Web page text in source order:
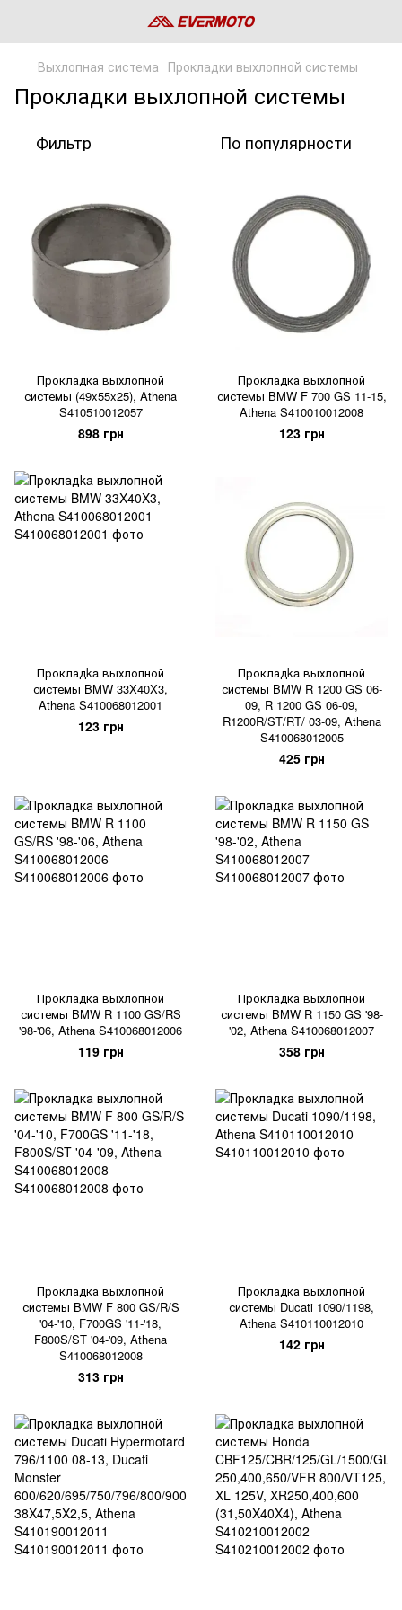
Выхлопная система Прокладки выхлопной системы
Прокладки выхлопной системы
Фильтр По популярности
Прокладка выхлопной
системы (49x55x25), Athena
S410510012057
898 грн
Прокладка выхлопной
системы BMW F 700 GS 11-15,
Athena S410010012008
123 грн
Прокладka выхлопной
системы BMW 33X40X3,
Athena S410068012001
123 грн
Прокладka выхлопной
системы BMW R 1200 GS 06-
09, R 1200 GS 06-09,
R1200R/ST/RT/ 03-09, Athena
S410068012005
425 грн
Прокладка выхлопной
системы BMW R 1100 GS/RS
'98-'06, Athena S410068012006
119 грн
Прокладка выхлопной
системы BMW R 1150 GS '98-
'02, Athena S410068012007
358 грн
Прокладка выхлопной
системы BMW F 800 GS/R/S
'04-'10, F700GS '11-'18,
F800S/ST '04-'09, Athena
S410068012008
313 грн
Прокладка выхлопной
системы Ducati 1090/1198,
Athena S410110012010
142 грн